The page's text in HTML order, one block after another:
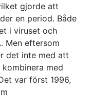
gjorde att
en period. Både
i viruset och
Men eftersom
det inte med att
med
var först 1996,